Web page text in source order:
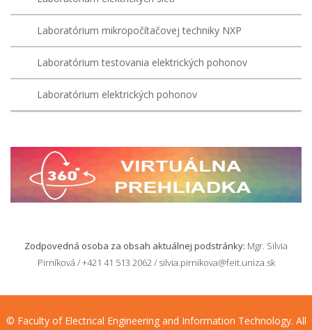
Laboratórium mikropočítačovej techniky NXP
Laboratórium testovania elektrických pohonov
Laboratórium elektrických pohonov
Zodpovedná osoba za obsah aktuálnej podstránky: Mgr. Silvia
Pirníková / +421 41 513 2062 / silvia.pirnikova@feit.uniza.sk
© Faculty of Electrical Engineering and Information Technology. All